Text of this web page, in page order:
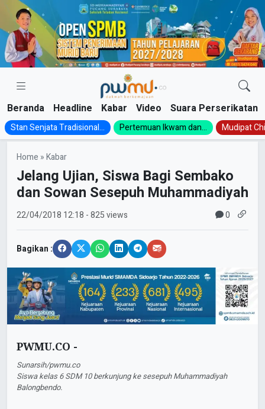
Skip
content
Beranda Headline Kabar Video Suara Perserikatan
Stan Senjata Tradisional... Pertemuan Ikwam dan... Mudipat
Home »Kabar
Jelang Ujian, Siswa Bagi Sembako
dan Sowan Sesepuh Muhammadiyah
22/04/2018 12:18 - 825 views 0
Bagikan :
PWMU.CO -
Sunarsih/pwmu.co
Siswa kelas 6 SDM 10 berkunjung ke sesepuh Muhammadiyah
Balongbendo.